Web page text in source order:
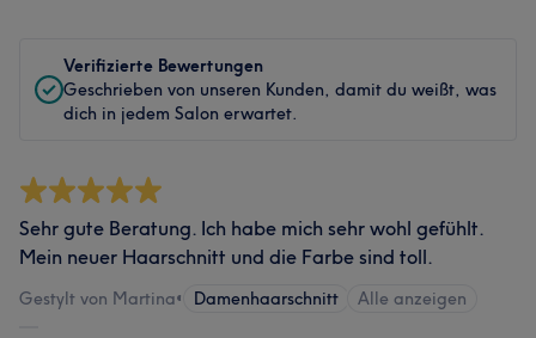
Verifizierte Bewertungen
Geschrieben von unseren Kunden, damit du weißt, was
dich in jedem Salon erwartet.
Sehr gute Beratung. Ich habe mich sehr wohl gefühlt.
Mein neuer Haarschnitt und die Farbe sind toll.
Gestylt von Martina• Damenhaarschnitt Alle anzeigen